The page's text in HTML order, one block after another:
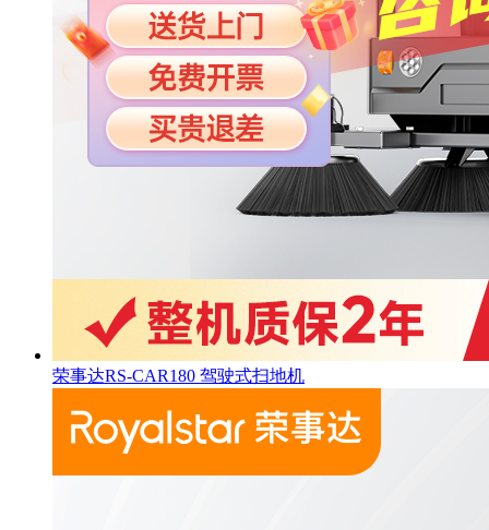
荣事达RS-CAR180 驾驶式扫地机